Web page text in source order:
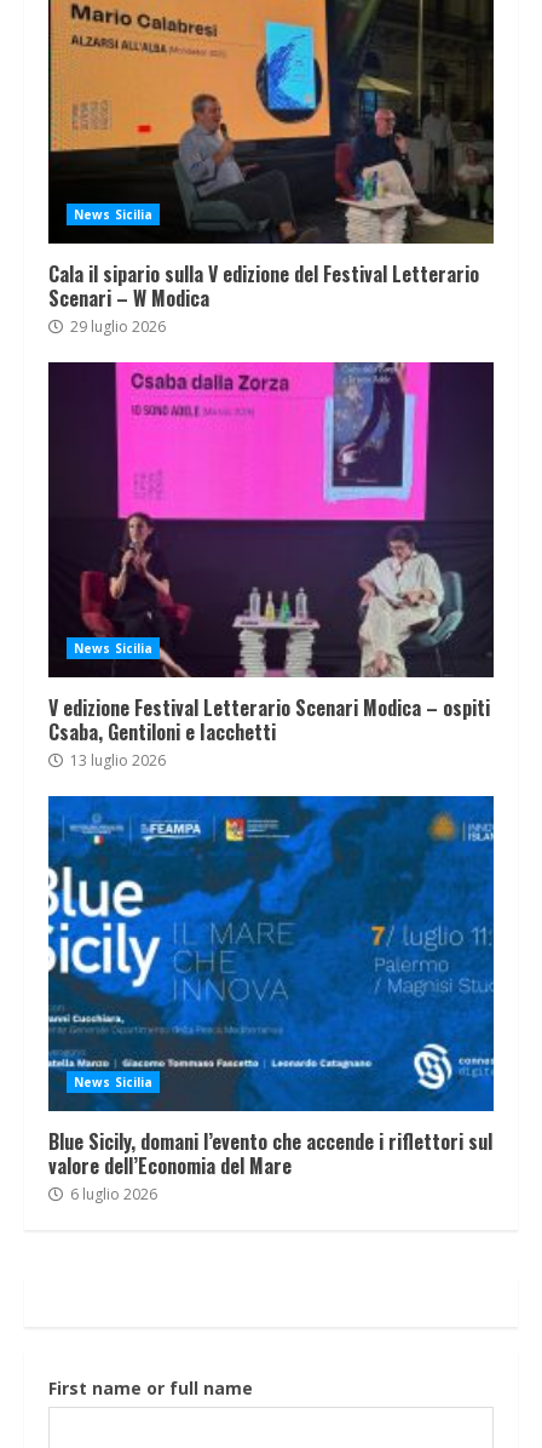
News Sicilia
Cala il sipario sulla V edizione del Festival Letterario
Scenari – W Modica
29 luglio 2026
News Sicilia
V edizione Festival Letterario Scenari Modica – ospiti
Csaba, Gentiloni e Iacchetti
13 luglio 2026
News Sicilia
Blue Sicily, domani l’evento che accende i riflettori sul
valore dell’Economia del Mare
6 luglio 2026
First name or full name